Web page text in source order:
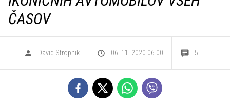
ČASOV
David Stropnik 06. 11. 2020 06.00 5